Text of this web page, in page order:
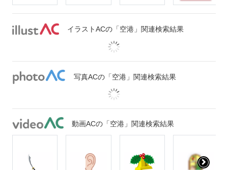
イラストACの「空港」関連検索結果
写真ACの「空港」関連検索結果
動画ACの「空港」関連検索結果